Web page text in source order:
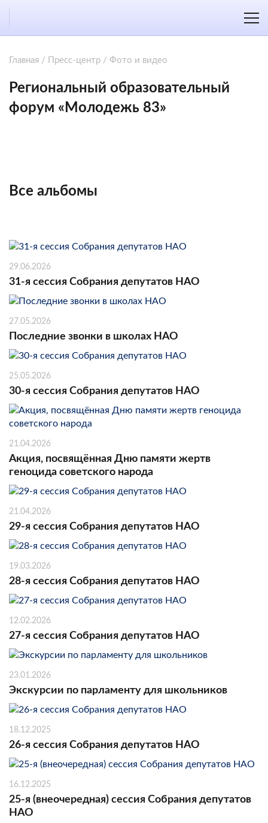
Главная / Пресс-центр / Фото и видео
Региональный образовательный
форум «Молодежь 83»
Все альбомы
29.06.2026
31-я сессия Собрания депутатов НАО
27.05.2026
Последние звонки в школах НАО
25.05.2026
30-я сессия Собрания депутатов НАО
21.04.2026
Акция, посвящённая Дню памяти жертв
геноцида советского народа
21.04.2026
29-я сессия Собрания депутатов НАО
19.03.2026
28-я сессия Собрания депутатов НАО
12.02.2026
27-я сессия Собрания депутатов НАО
23.01.2026
Экскурсии по парламенту для школьников
18.12.2025
26-я сессия Собрания депутатов НАО
16.12.2025
25-я (внеочередная) сессия Собрания депутатов
НАО